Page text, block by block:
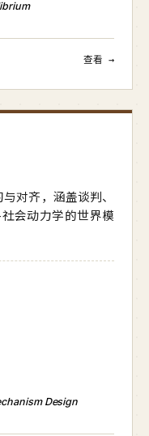
查看 →
对齐，涵盖谈判、
会动力学的世界模
Design